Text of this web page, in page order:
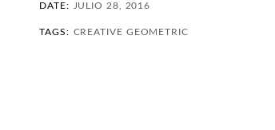
DATE: JULIO 28, 2016
TAGS: CREATIVE GEOMETRIC